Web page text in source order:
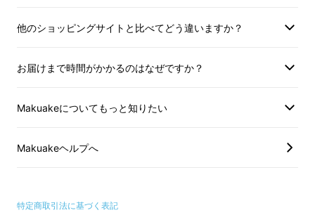
す。
他のショッピングサイトと比べてどう違いますか？
お届けまで時間がかかるのはなぜですか？
Makuakeについてもっと知りたい
Makuakeヘルプへ
特定商取引法に基づく表記